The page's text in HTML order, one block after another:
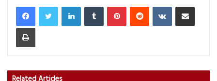
LinkedInTumblr PinterestReddit VKontakteShare via Email
Print